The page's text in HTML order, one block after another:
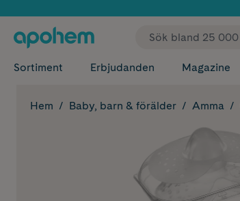
Sortiment Erbjudanden Magazine
Hem Baby, barn & förälder Amma